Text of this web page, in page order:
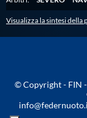
Cookie Policy
Flash News
Visualizza la sintesi della
© Copyright - FIN